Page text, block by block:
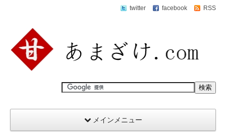
twitter facebook RSS
メインメニュー